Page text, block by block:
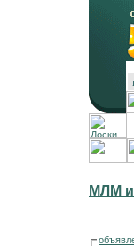
МЛМ